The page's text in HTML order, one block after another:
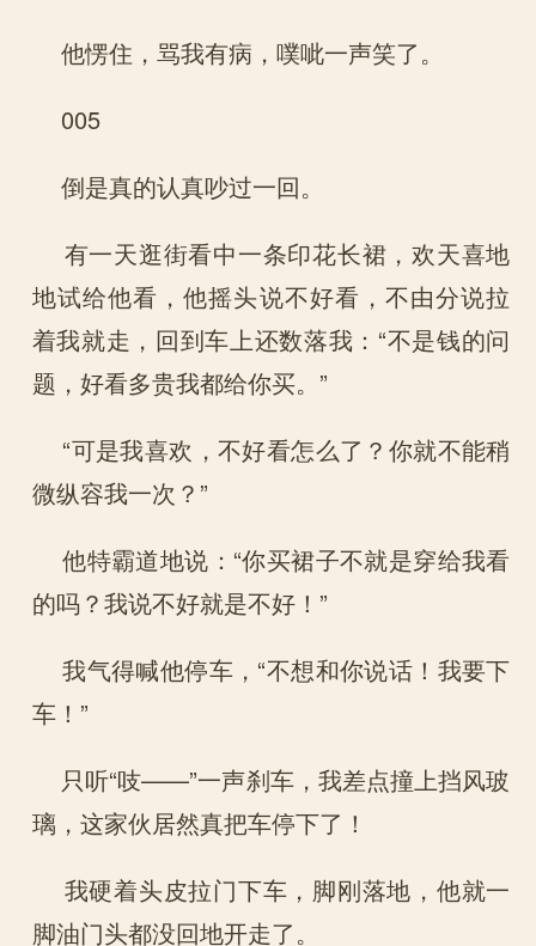
他愣住，骂我有病，噗呲一声笑了。
005
倒是真的认真吵过一回。
有一天逛街看中一条印花长裙，欢天喜地
地试给他看，他摇头说不好看，不由分说拉
着我就走，回到车上还数落我：“不是钱的问
题，好看多贵我都给你买。”
“可是我喜欢，不好看怎么了？你就不能稍
微纵容我一次？”
他特霸道地说：“你买裙子不就是穿给我看
的吗？我说不好就是不好！”
我气得喊他停车，“不想和你说话！我要下
车！”
只听“吱——”一声刹车，我差点撞上挡风玻
璃，这家伙居然真把车停下了！
我硬着头皮拉门下车，脚刚落地，他就一
脚油门头都没回地开走了。